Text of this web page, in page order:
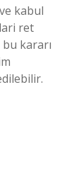
kabul
ret
kararı